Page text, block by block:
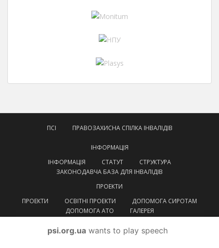
ПСІ ПРАВОЗАХИСНА СПІЛКА ІНВАЛІДІВ
ІНФОРМАЦІЯ
ІНФОРМАЦІЯ
СТАТУТ
СТРУКТУРА
ЗАКОНОДАВЧА БАЗА ДЛЯ ІНВАЛІДІВ
ПРОЕКТИ
ПРОЕКТИ
ОСВІТНІ ПРОЕКТИ
ДОПОМОГА СИРОТАМ
ДОПОМОГА АТО
ГАЛЕРЕЯ
psi.org.ua wants to play speech